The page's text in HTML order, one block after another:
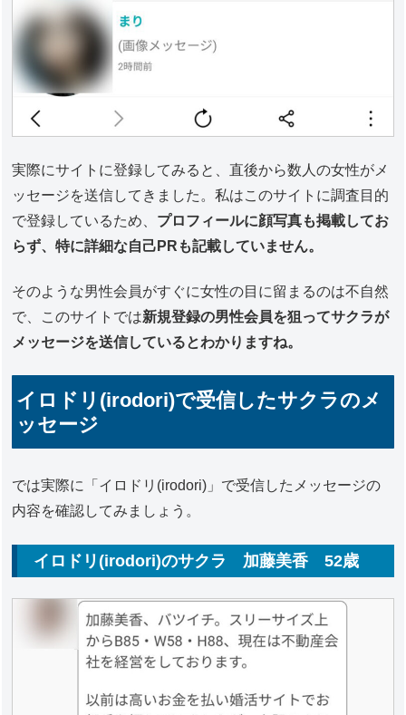
実際にサイトに登録してみると、直後から数人の女性がメ
ッセージを送信してきました。私はこのサイトに調査目的
で登録しているため、 プロフィールに顔写真も掲載してお
らず、特に詳細な自己PRも記載していません。
そのような男性会員がすぐに女性の目に留まるのは不自然
で、このサイトでは新規登録の男性会員を狙ってサクラが
メッセージを送信しているとわかりますね。
イロドリ(irodori)で受信したサクラのメ
ッセージ
では実際に「イロドリ(irodori)」で受信したメッセージの
内容を確認してみましょう。
イロドリ(irodori)のサクラ 加藤美香 52歳